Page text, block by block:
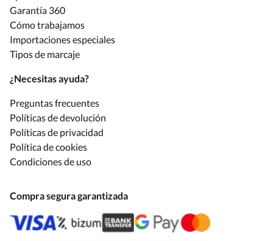
Garantía 360
Cómo trabajamos
Importaciones especiales
Tipos de marcaje
¿Necesitas ayuda?
Preguntas frecuentes
Políticas de devolución
Políticas de privacidad
Política de cookies
Condiciones de uso
Compra segura garantizada